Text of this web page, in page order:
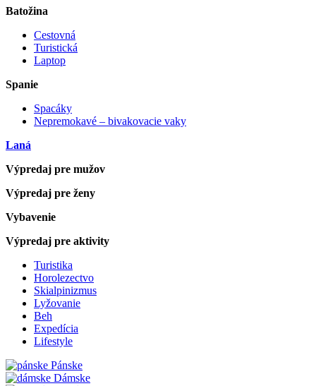
Batožina
Cestovná
Turistická
Laptop
Spanie
Spacáky
Nepremokavé – bivakovacie vaky
Laná
Výpredaj pre mužov
Výpredaj pre ženy
Vybavenie
Výpredaj pre aktivity
Turistika
Horolezectvo
Skialpinizmus
Lyžovanie
Beh
Expedícia
Lifestyle
Pánske
Dámske